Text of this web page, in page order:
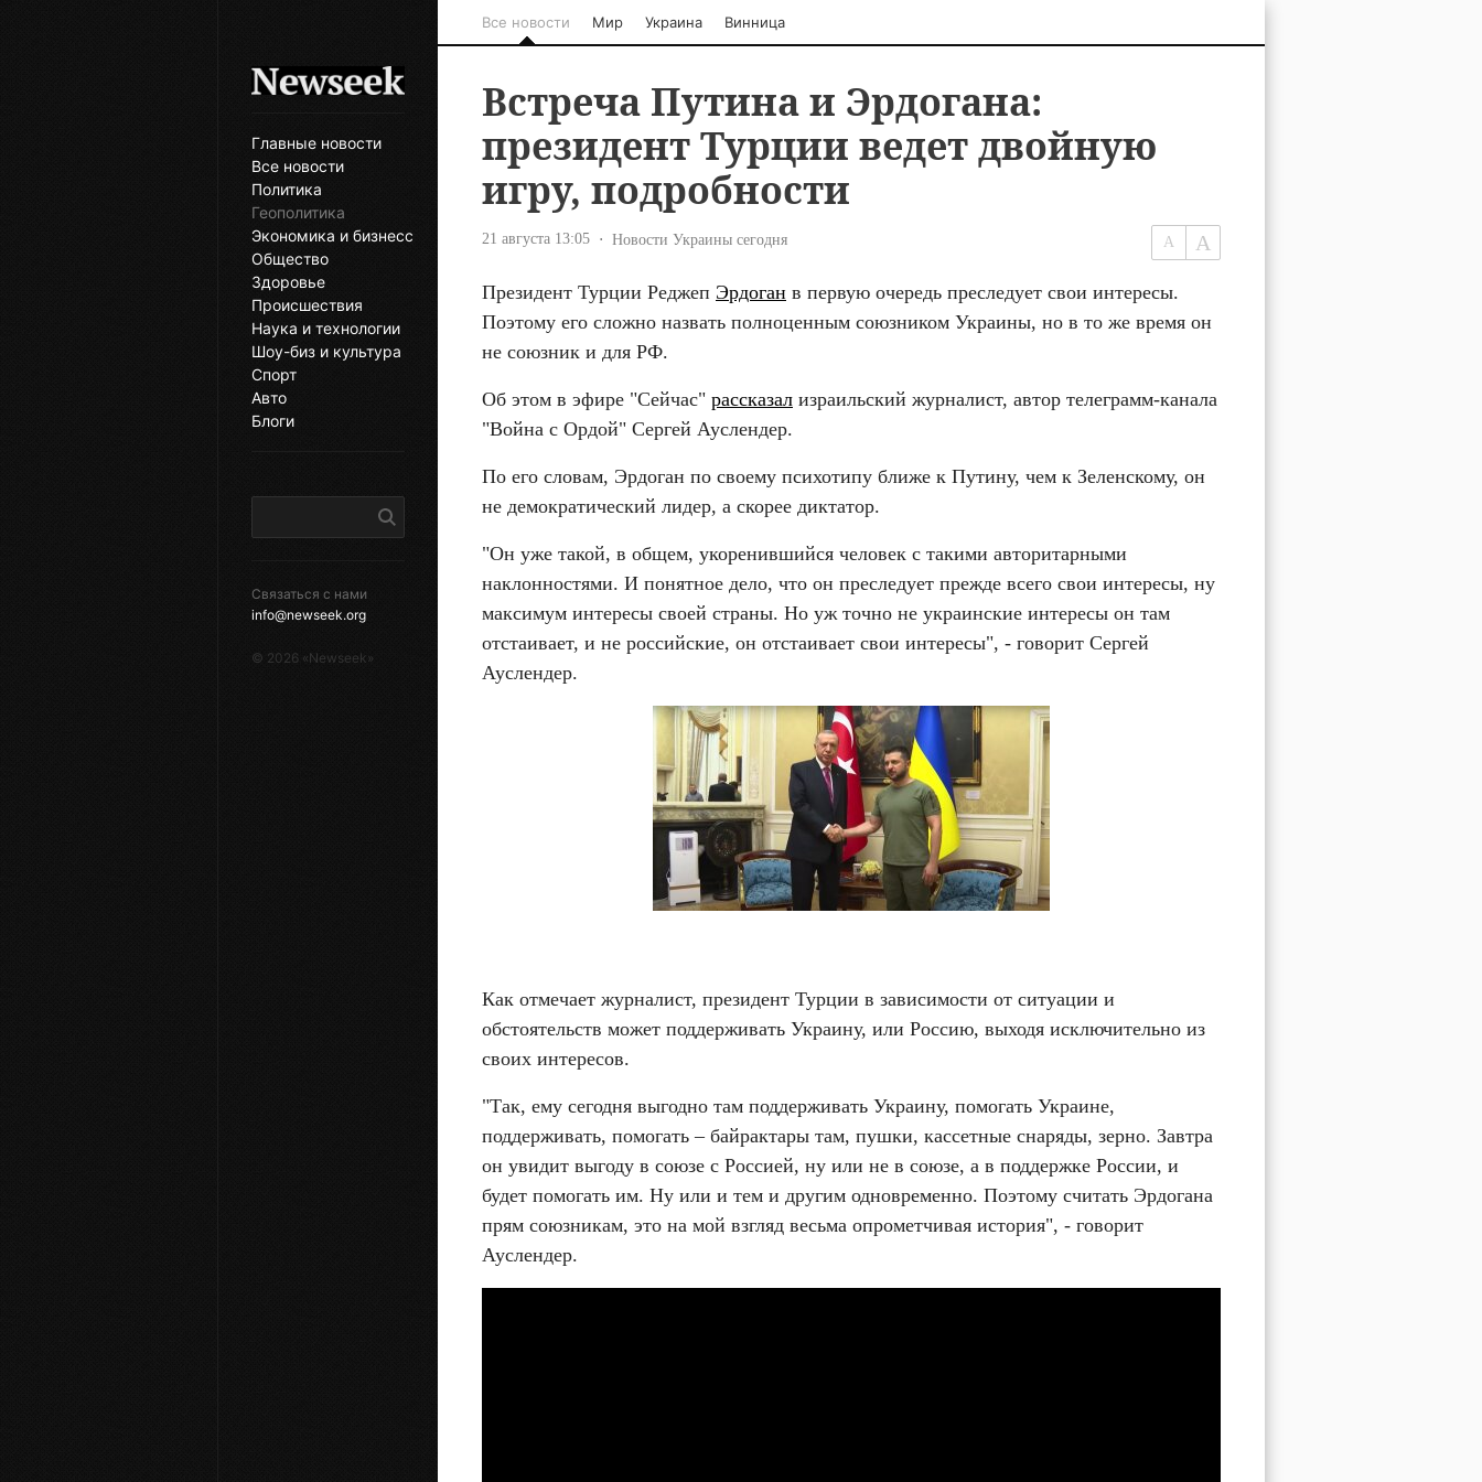
Главные новости
Все новости
Политика
Геополитика
Экономика и бизнесс
Общество
Здоровье
Происшествия
Наука и технологии
Шоу-биз и культура
Спорт
Авто
Блоги
Связаться с нами
info@newseek.org
© 2026 «Newseek»
Все новости Мир Украина Винница
Встреча Путина и Эрдогана:
президент Турции ведет двойную
игру, подробности
21 августа 13:05 Новости Украины сегодня
Президент Турции Реджеп Эрдоган в первую очередь преследует свои интересы.
Поэтому его сложно назвать полноценным союзником Украины, но в то же время он
не союзник и для РФ.
Об этом в эфире "Сейчас" рассказал израильский журналист, автор телеграмм-канала
"Война с Ордой" Сергей Ауслендер.
По его словам, Эрдоган по своему психотипу ближе к Путину, чем к Зеленскому, он
не демократический лидер, а скорее диктатор.
"Он уже такой, в общем, укоренившийся человек с такими авторитарными
наклонностями. И понятное дело, что он преследует прежде всего свои интересы, ну
максимум интересы своей страны. Но уж точно не украинские интересы он там
отстаивает, и не российские, он отстаивает свои интересы", - говорит Сергей
Ауслендер.
Как отмечает журналист, президент Турции в зависимости от ситуации и
обстоятельств может поддерживать Украину, или Россию, выходя исключительно из
своих интересов.
"Так, ему сегодня выгодно там поддерживать Украину, помогать Украине,
поддерживать, помогать – байрактары там, пушки, кассетные снаряды, зерно. Завтра
он увидит выгоду в союзе с Россией, ну или не в союзе, а в поддержке России, и
будет помогать им. Ну или и тем и другим одновременно. Поэтому считать Эрдогана
прям союзникам, это на мой взгляд весьма опрометчивая история", - говорит
Ауслендер.